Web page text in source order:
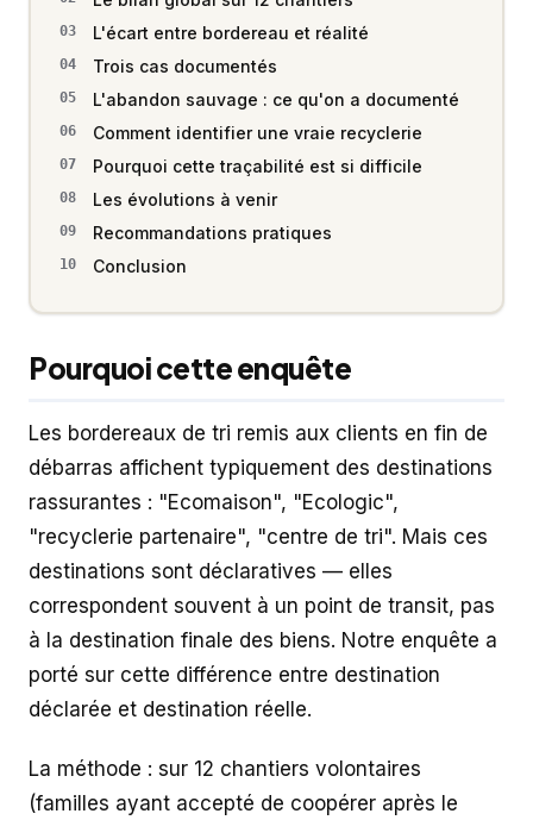
L'écart entre bordereau et réalité
Trois cas documentés
L'abandon sauvage : ce qu'on a documenté
Comment identifier une vraie recyclerie
Pourquoi cette traçabilité est si difficile
Les évolutions à venir
Recommandations pratiques
Conclusion
Pourquoi cette enquête
Les bordereaux de tri remis aux clients en fin de
débarras affichent typiquement des destinations
rassurantes : "Ecomaison", "Ecologic",
"recyclerie partenaire", "centre de tri". Mais ces
destinations sont déclaratives — elles
correspondent souvent à un point de transit, pas
à la destination finale des biens. Notre enquête a
porté sur cette différence entre destination
déclarée et destination réelle.
La méthode : sur 12 chantiers volontaires
(familles ayant accepté de coopérer après le